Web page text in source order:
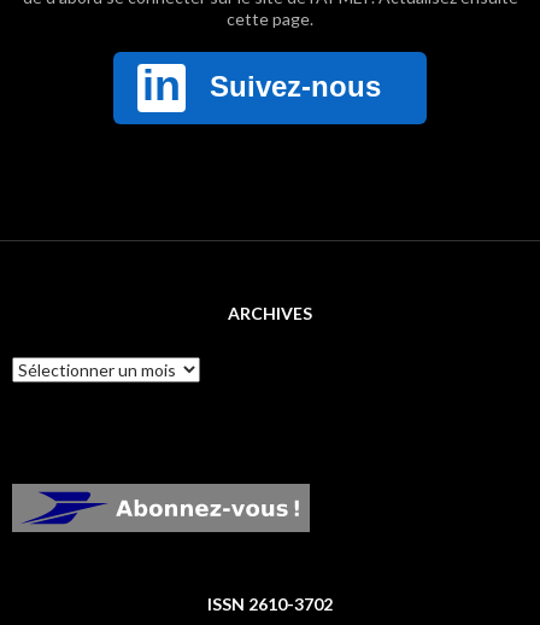
cette page.
ARCHIVES
Archives
ISSN 2610-3702